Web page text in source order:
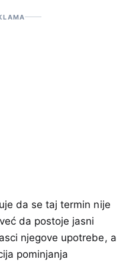
da se taj termin nije
da postoje jasni
njegove upotrebe, a
pominjanja